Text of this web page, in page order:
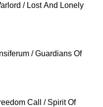
/ Lost And Lonely
/ Guardians Of
Call / Spirit Of